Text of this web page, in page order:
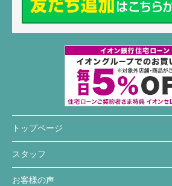
トップページ
スタッフ
お客様の声